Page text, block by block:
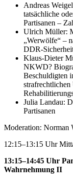
Andreas
tatsächliche
Partisanen –
Ulrich Müller:
„Werwölfe“ –
DDR-
Klaus-Dieter
NKWD?
Beschuldigten
strafrechtlichen
Julia Landau:
Partisanen
Moderation: Norman
12:15–13:15 Uhr
13:15–14:45 Uhr
Wahrnehmung II